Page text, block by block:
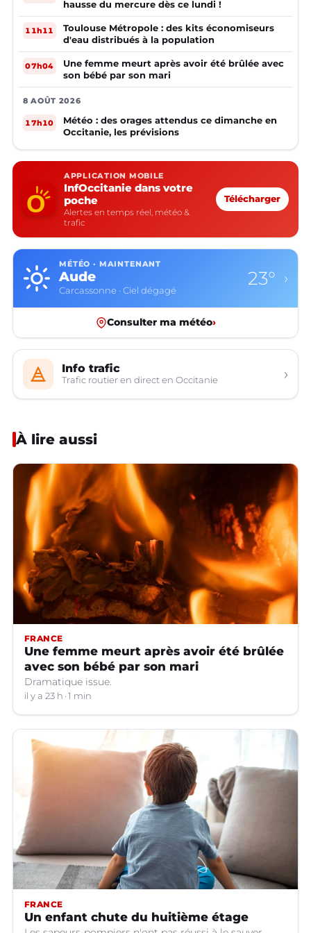
hausse du mercure dès ce lundi !
11h11
Toulouse Métropole : des kits économiseurs
d'eau distribués à la population
07h04
Une femme meurt après avoir été brûlée avec
son bébé par son mari
8 AOÛT 2026
17h10
Météo : des orages attendus ce dimanche en
Occitanie, les prévisions
APPLICATION MOBILE
InfOccitanie dans votre
poche
Alertes en temps réel, météo &
trafic
Télécharger
MÉTÉO · MAINTENANT
Aude
Carcassonne · Ciel dégagé
23° ›
Consulter ma météo›
Info trafic
Trafic routier en direct en Occitanie ›
À lire aussi
FRANCE
Une femme meurt après avoir été brûlée
avec son bébé par son mari
Dramatique issue.
il y a 23 h 1 min
FRANCE
Un enfant chute du huitième étage